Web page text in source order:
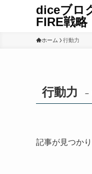
diceブロ
FIRE戦略
ホーム 行動力
行動力 –
記事が見つか